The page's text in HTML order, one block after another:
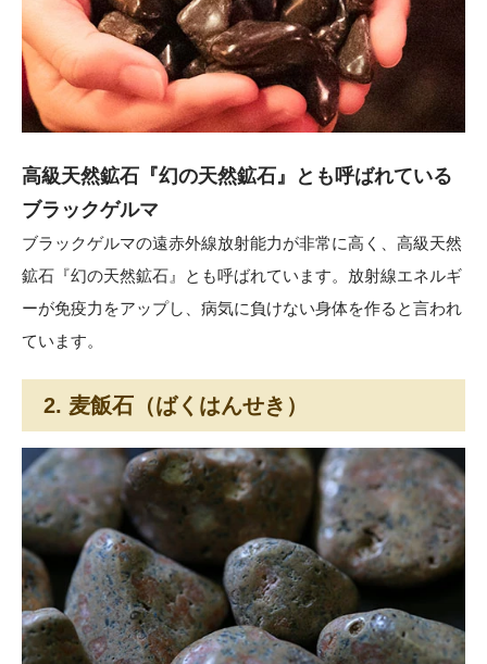
高級天然鉱石『幻の天然鉱石』とも呼ばれている
ブラックゲルマ
ブラックゲルマの遠赤外線放射能力が非常に高く、高級天然
鉱石『幻の天然鉱石』とも呼ばれています。放射線エネルギ
ーが免疫力をアップし、病気に負けない身体を作ると言われ
ています。
2. 麦飯石（ばくはんせき）